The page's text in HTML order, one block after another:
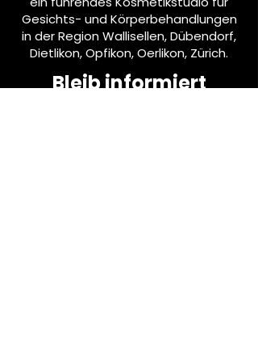
Gesichts- und Körperbehandlungen
in der Region Wallisellen, Dübendorf,
Dietlikon, Opfikon, Oerlikon, Zürich.
Bleib informiert